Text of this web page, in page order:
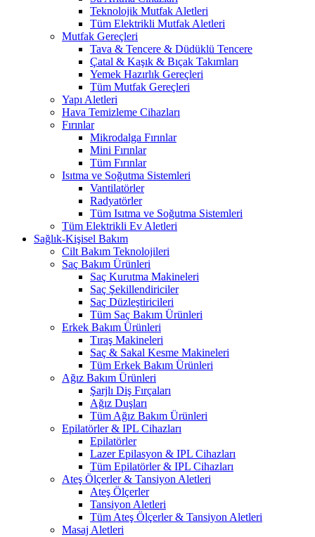
Teknolojik Mutfak Aletleri
Tüm Elektrikli Mutfak Aletleri
Mutfak Gereçleri
Tava & Tencere & Düdüklü Tencere
Çatal & Kaşık & Bıçak Takımları
Yemek Hazırlık Gereçleri
Tüm Mutfak Gereçleri
Yapı Aletleri
Hava Temizleme Cihazları
Fırınlar
Mikrodalga Fırınlar
Mini Fırınlar
Tüm Fırınlar
Isıtma ve Soğutma Sistemleri
Vantilatörler
Radyatörler
Tüm Isıtma ve Soğutma Sistemleri
Tüm Elektrikli Ev Aletleri
Sağlık-Kişisel Bakım
Cilt Bakım Teknolojileri
Saç Bakım Ürünleri
Saç Kurutma Makineleri
Saç Şekillendiriciler
Saç Düzleştiricileri
Tüm Saç Bakım Ürünleri
Erkek Bakım Ürünleri
Tıraş Makineleri
Saç & Sakal Kesme Makineleri
Tüm Erkek Bakım Ürünleri
Ağız Bakım Ürünleri
Şarjlı Diş Fırçaları
Ağız Duşları
Tüm Ağız Bakım Ürünleri
Epilatörler & IPL Cihazları
Epilatörler
Lazer Epilasyon & IPL Cihazları
Tüm Epilatörler & IPL Cihazları
Ateş Ölçerler & Tansiyon Aletleri
Ateş Ölçerler
Tansiyon Aletleri
Tüm Ateş Ölçerler & Tansiyon Aletleri
Masaj Aletleri